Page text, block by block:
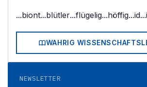
...biont...blütler...flügelig...höffig...id
WAHRIG
NEWSLETTER